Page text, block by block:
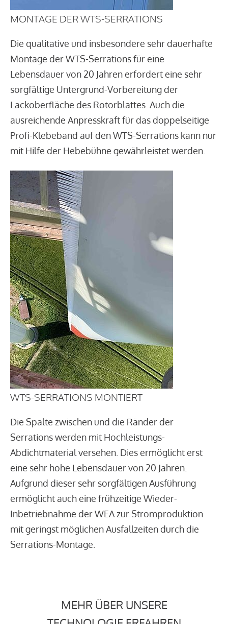
MONTAGE DER WTS-SERRATIONS
Die qualitative und insbesondere sehr dauerhafte
Montage der WTS-Serrations für eine
Lebensdauer von 20 Jahren erfordert eine sehr
sorgfältige Untergrund-Vorbereitung der
Lackoberfläche des Rotorblattes. Auch die
ausreichende Anpresskraft für das doppelseitige
Profi-Klebeband auf den WTS-Serrations kann nur
mit Hilfe der Hebebühne gewährleistet werden.
WTS-SERRATIONS MONTIERT
Die Spalte zwischen und die Ränder der
Serrations werden mit Hochleistungs-
Abdichtmaterial versehen. Dies ermöglicht erst
eine sehr hohe Lebensdauer von 20 Jahren.
Aufgrund dieser sehr sorgfältigen Ausführung
ermöglicht auch eine frühzeitige Wieder-
Inbetriebnahme der WEA zur Stromproduktion
mit geringst möglichen Ausfallzeiten durch die
Serrations-Montage.
MEHR ÜBER UNSERE